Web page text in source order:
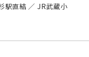
直結 ／ JR武蔵小